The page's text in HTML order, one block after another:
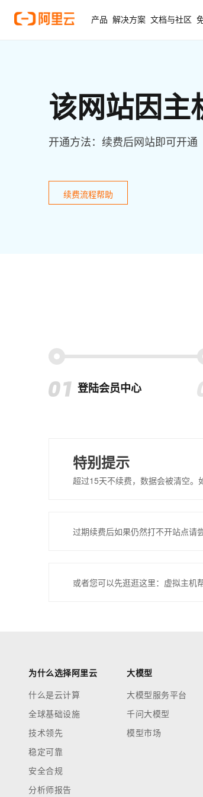
产品 解决方案 文档与社区
该网站因主
开通方法：续费后网站即可开通
续费流程帮助
登陆会员中心
特别提示
超过15天不续费，数据会被清空
过期续费后如果仍然打不开站点请
或者您可以先逛逛这里：虚拟主机